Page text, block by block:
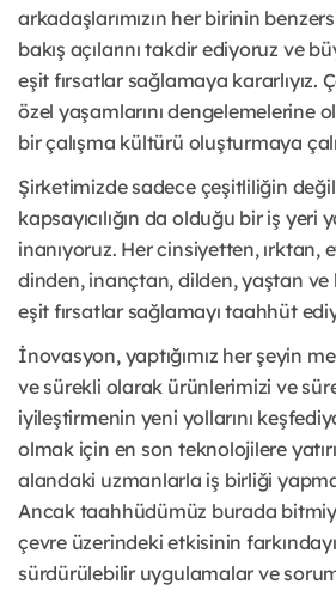
arkadaşlarımızın her birinin
bakış açılarını takdir ediyoruz ve
eşit fırsatlar sağlamaya kararlıyız.
özel yaşamlarını dengelemelerine
bir çalışma kültürü oluşturmaya
Şirketimizde sadece çeşitliliğin
kapsayıcılığın da olduğu bir iş yeri
inanıyoruz. Her cinsiyetten, ırktan,
dinden, inançtan, dilden, yaştan ve
eşit fırsatlar sağlamayı taahhüt
İnovasyon, yaptığımız her şeyin
ve sürekli olarak ürünlerimizi ve
iyileştirmenin yeni yollarını
olmak için en son teknolojilere
alandaki uzmanlarla iş birliği
Ancak taahhüdümüz burada
çevre üzerindeki etkisinin
sürdürülebilir uygulamalar ve